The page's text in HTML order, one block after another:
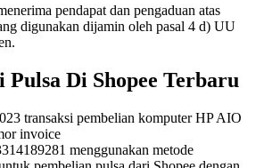
pendapat dan pengaduan atas
digunakan dijamin oleh pasal 4 d) UU
Di Shopee Terbaru
transaksi pembelian komputer HP AIO
invoice
menggunakan metode